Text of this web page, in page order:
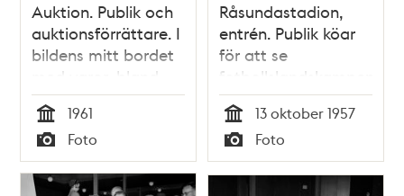
Auktion. Publik och
auktionsförrättare. I
bildens mitt bordet
med varor, bland
annat en mortel och
en trattgrammofon
Tid
1961
Typ
Foto
Råsundastadion,
entrén. Publik köar
för att se
fotbollslandskampen
mellan Sverige och
Norge
Tid
13 oktober 1957
Typ
Foto